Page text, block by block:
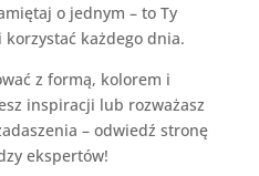
o jednym – to Ty
każdego dnia.
z formą, kolorem i
inspiracji lub rozważasz
– odwiedź stronę
ekspertów!